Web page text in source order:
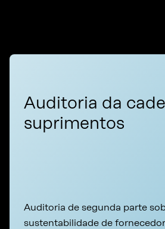
Auditoria da
suprimentos
Auditoria de segunda parte
sustentabilidade de